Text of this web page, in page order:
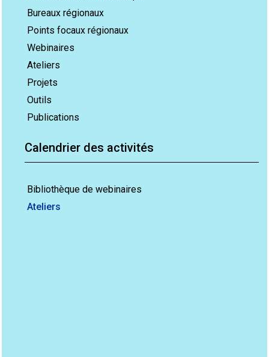
Bureaux régionaux
Points focaux régionaux
Webinaires
Ateliers
Projets
Outils
Publications
Calendrier des activités
Bibliothèque de webinaires
Ateliers